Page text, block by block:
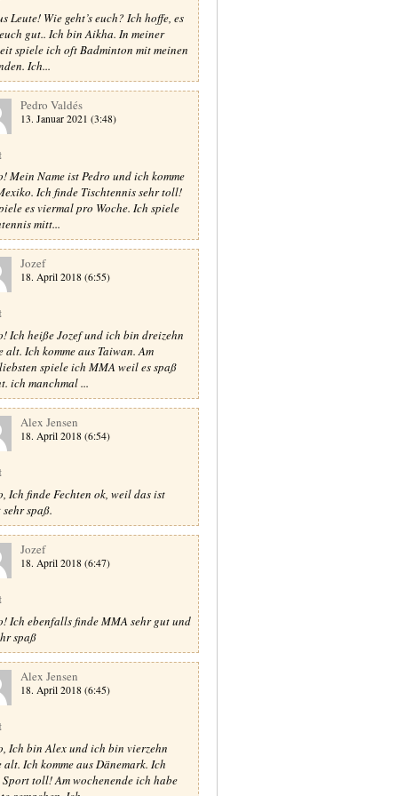
Leute! Wie geht’s euch? Ich hoffe, es
gut.. Ich bin Aikha. In meiner
spiele ich oft Badminton mit meinen
Ich...
Pedro Valdés
13. Januar 2021 (3:48)
Mein Name ist Pedro und ich komme
Ich finde Tischtennis sehr toll!
es viermal pro Woche. Ich spiele
mitt...
Jozef
18. April 2018 (6:55)
Ich heiße Jozef und ich bin dreizehn
alt. Ich komme aus Taiwan. Am
spiele ich MMA weil es spaß
ich manchmal ...
Alex Jensen
18. April 2018 (6:54)
Ich finde Fechten ok, weil das ist
spaß.
Jozef
18. April 2018 (6:47)
Ich ebenfalls finde MMA sehr gut und
spaß
Alex Jensen
18. April 2018 (6:45)
Ich bin Alex und ich bin vierzehn
alt. Ich komme aus Dänemark. Ich
toll! Am wochenende ich habe